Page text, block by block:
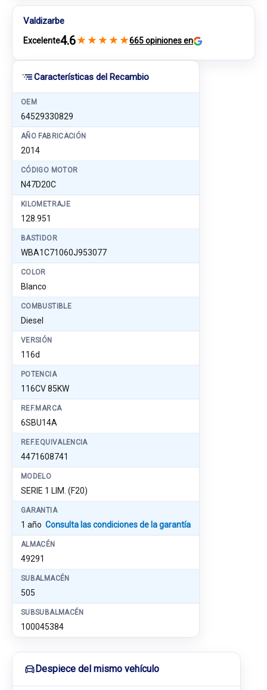
Características del Recambio
OEM
64529330829
AÑO FABRICACIÓN
2014
CÓDIGO MOTOR
N47D20C
KILOMETRAJE
128.951
BASTIDOR
WBA1C71060J953077
COLOR
Blanco
COMBUSTIBLE
Diesel
VERSIÓN
116d
POTENCIA
116CV 85KW
REF.MARCA
6SBU14A
REF.EQUIVALENCIA
4471608741
MODELO
SERIE 1 LIM. (F20)
GARANTIA
1 año Consulta las condiciones de la garantía
ALMACÉN
49291
SUBALMACÉN
505
SUBSUBALMACÉN
100045384
Valdizarbe
Excelente4.6★ ★ ★ ★ ★665 opiniones en
Despiece del mismo vehículo